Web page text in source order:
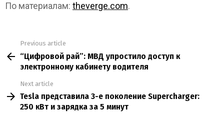
По материалам: theverge.com.
more
Previous article
“Цифровой рай”: МВД упростило доступ к
электронному кабинету водителя
Next article
Tesla представила 3-е поколение Supercharger:
250 кВт и зарядка за 5 минут